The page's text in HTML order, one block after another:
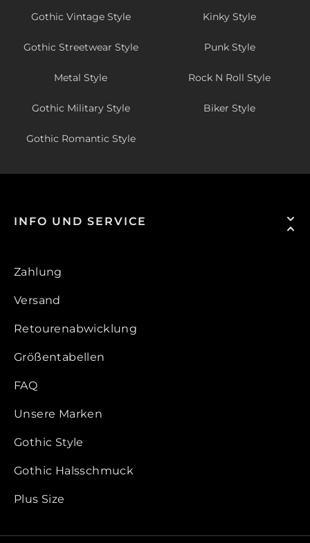
Gothic Vintage Style Kinky Style
Gothic Streetwear Style Punk Style
Metal Style Rock N Roll Style
Gothic Military Style Biker Style
Gothic Romantic Style
INFO UND SERVICE
Zahlung
Versand
Retourenabwicklung
Größentabellen
FAQ
Unsere Marken
Gothic Style
Gothic Halsschmuck
Plus Size